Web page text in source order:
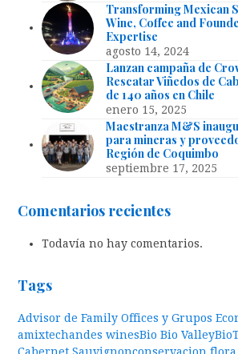
Transforming Mexican
Wine, Coffee and
Expertise
agosto 14, 2024
Lanzan campaña de
Rescatar Viñedos de
de 140 años en Chile
enero 15, 2025
Maestranza M&S
para mineras y
Región de Coquimbo
septiembre 17, 2025
Comentarios recientes
Todavía no hay comentarios.
Tags
Advisor de Family Offices y Grupos
amixtechandes winesBio Bio Valley
Cabernet Sauvignonconservacion